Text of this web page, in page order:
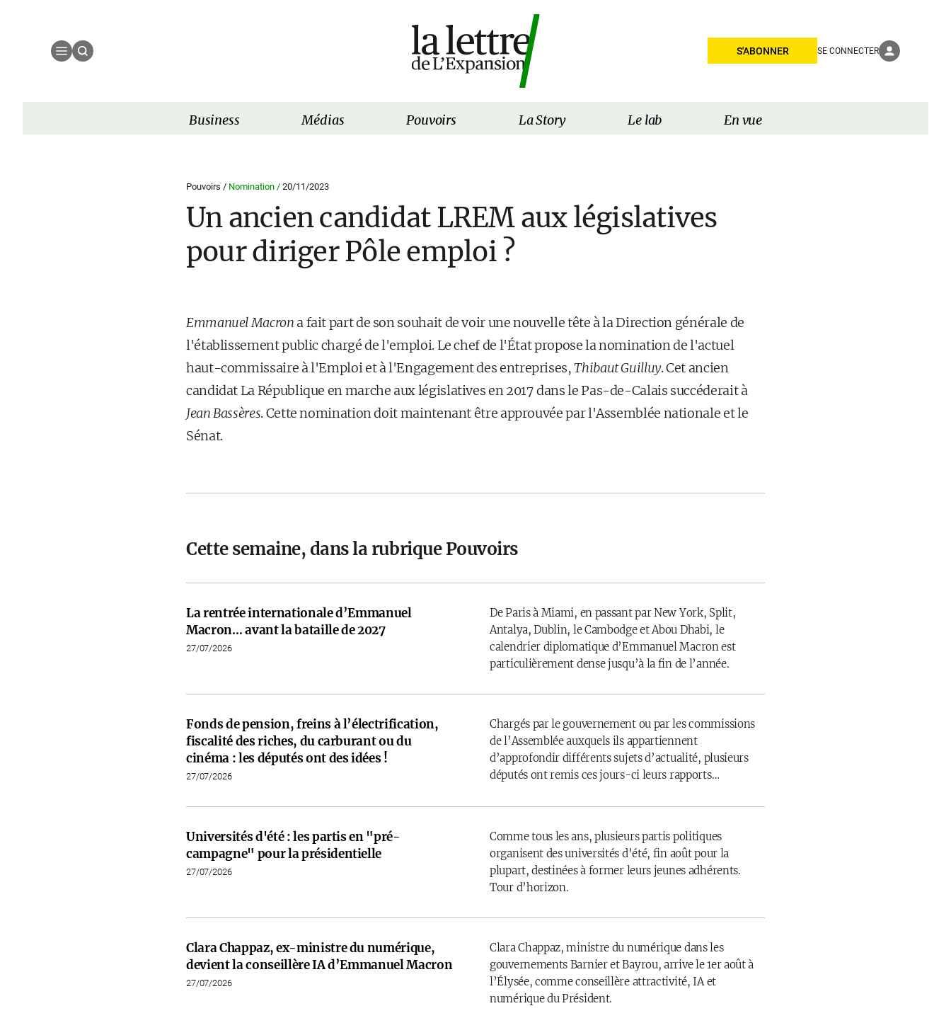
S'ABONNER SE CONNECTER
Business Médias Pouvoirs La Story Le lab En vue
Pouvoirs / Nomination / 20/11/2023
Un ancien candidat LREM aux législatives
pour diriger Pôle emploi ?
Emmanuel Macron a fait part de son souhait de voir une nouvelle tête à la Direction générale de
l'établissement public chargé de l'emploi. Le chef de l'État propose la nomination de l'actuel
haut-commissaire à l'Emploi et à l'Engagement des entreprises,Thibaut Guilluy. Cet ancien
candidat La République en marche aux législatives en 2017 dans le Pas-de-Calais succéderait à
Jean Bassères. Cette nomination doit maintenant être approuvée par l'Assemblée nationale et le
Sénat.
Cette semaine, dans la rubrique Pouvoirs
La rentrée internationale d’Emmanuel
Macron… avant la bataille de 2027
27/07/2026
De Paris à Miami, en passant par New York, Split,
Antalya, Dublin, le Cambodge et Abou Dhabi, le
calendrier diplomatique d’Emmanuel Macron est
particulièrement dense jusqu’à la fin de l’année.
Fonds de pension, freins à l’électrification,
fiscalité des riches, du carburant ou du
cinéma : les députés ont des idées !
27/07/2026
Chargés par le gouvernement ou par les commissions
de l’Assemblée auxquels ils appartiennent
d’approfondir différents sujets d’actualité, plusieurs
députés ont remis ces jours-ci leurs rapports…
Universités d'été : les partis en "pré-
campagne" pour la présidentielle
27/07/2026
Comme tous les ans, plusieurs partis politiques
organisent des universités d’été, fin août pour la
plupart, destinées à former leurs jeunes adhérents.
Tour d’horizon.
Clara Chappaz, ex-ministre du numérique,
devient la conseillère IA d’Emmanuel Macron
27/07/2026
Clara Chappaz, ministre du numérique dans les
gouvernements Barnier et Bayrou, arrive le 1er août à
l’Élysée, comme conseillère attractivité, IA et
numérique du Président.